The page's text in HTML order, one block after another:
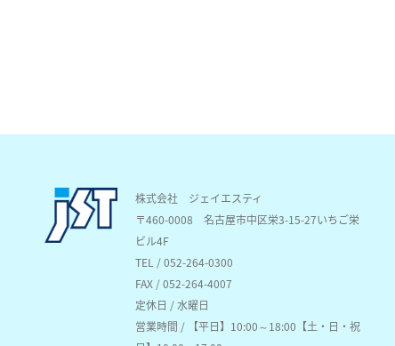
株式会社 ジェイエスティ
〒460-0008名古屋市中区栄3-15-27いちご栄
ビル4F
TEL / 052-264-0300
FAX / 052-264-4007
定休日 / 水曜日
営業時間 / 【平日】10:00～18:00【土・日・祝